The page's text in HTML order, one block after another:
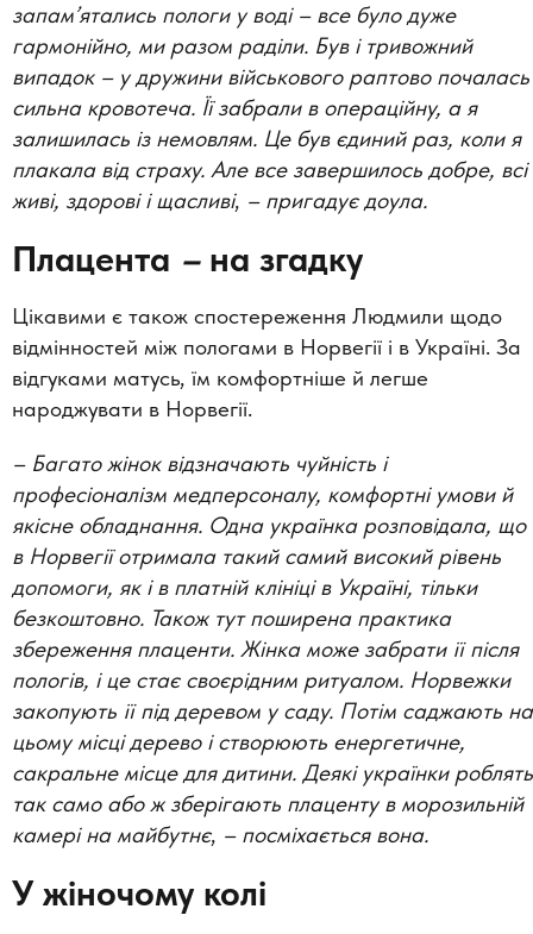
запам’ятались пологи у воді – все було дуже
гармонійно, ми разом раділи. Був і тривожний
випадок – у дружини військового раптово почалась
сильна кровотеча. Її забрали в операційну, а я
залишилась із немовлям. Це був єдиний раз, коли я
плакала від страху. Але все завершилось добре, всі
живі, здорові і щасливі, – пригадує доула.
Плацента – на згадку
Цікавими є також спостереження Людмили щодо
відмінностей між пологами в Норвегії і в Україні. За
відгуками матусь, їм комфортніше й легше
народжувати в Норвегії.
– Багато жінок відзначають чуйність і
професіоналізм медперсоналу, комфортні умови й
якісне обладнання. Одна українка розповідала, що
в Норвегії отримала такий самий високий рівень
допомоги, як і в платній клініці в Україні, тільки
безкоштовно. Також тут поширена практика
збереження плаценти. Жінка може забрати її після
пологів, і це стає своєрідним ритуалом. Норвежки
закопують її під деревом у саду. Потім саджають на
цьому місці дерево і створюють енергетичне,
сакральне місце для дитини. Деякі українки роблять
так само або ж зберігають плаценту в морозильній
камері на майбутнє, – посміхається вона.
У жіночому колі